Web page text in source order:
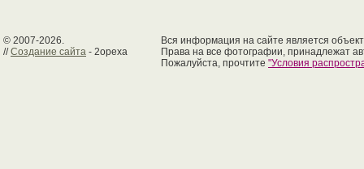
© 2007-2026.
//Создание сайта - 2opexa
Вся информация на сайте является
Права на все фотографии, принадлежат
Пожалуйста, прочтите "Условия